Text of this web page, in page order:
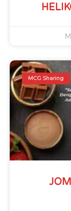
MCG Sharing